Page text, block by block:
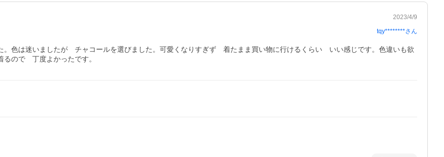
2023/4/9
tqy********さん
色は迷いましたが　チャコールを選びました。可愛くなりすぎず　着たまま買い物に行けるくらい　いい感じです。色違いも欲
ので　丁度よかったです。